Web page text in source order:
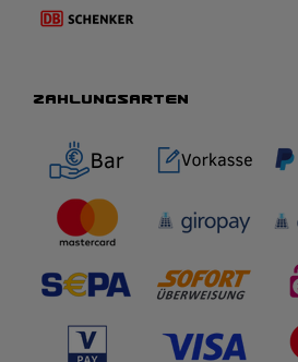
ZAHLUNGSARTEN